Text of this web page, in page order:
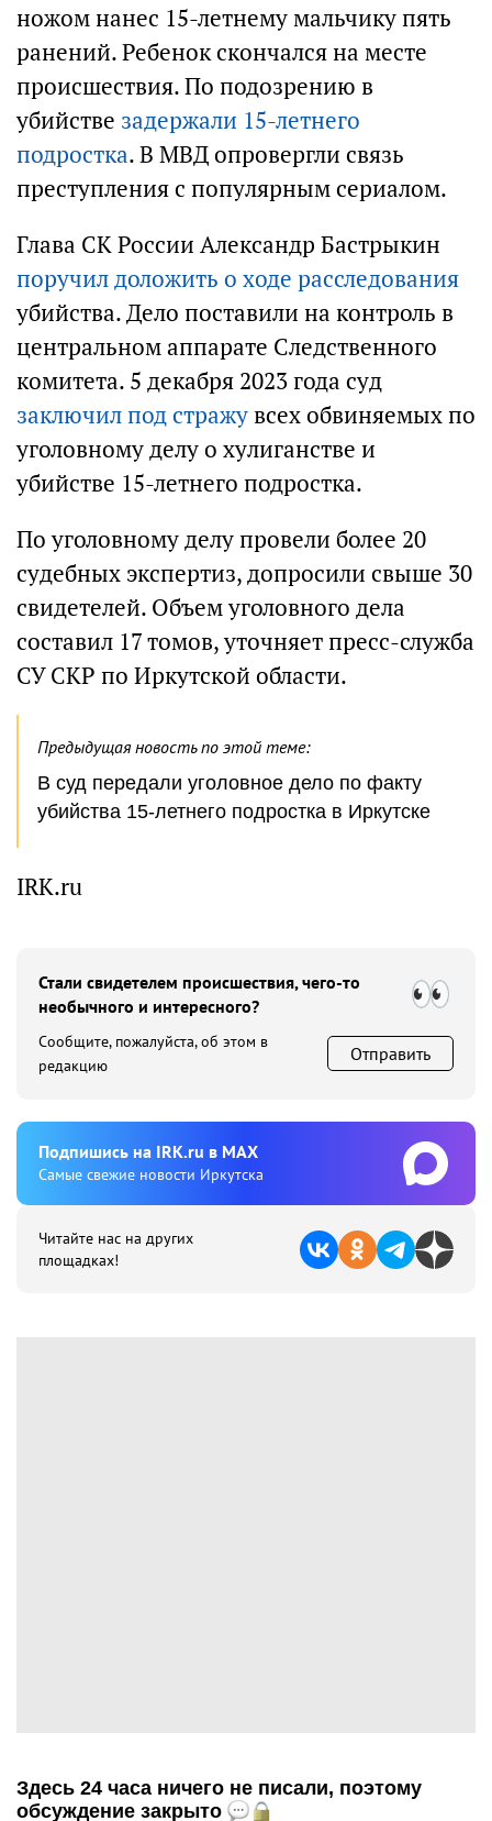
ножом нанес 15-летнему мальчику пять
ранений. Ребенок скончался на месте
происшествия. По подозрению в
убийстве задержали 15-летнего
подростка. В МВД опровергли связь
преступления с популярным сериалом.
Глава СК России Александр Бастрыкин
поручил доложить о ходе расследования
убийства. Дело поставили на контроль в
центральном аппарате Следственного
комитета. 5 декабря 2023 года суд
заключил под стражувсех обвиняемых по
уголовному делу о хулиганстве и
убийстве 15-летнего подростка.
По уголовному делу провели более 20
судебных экспертиз, допросили свыше 30
свидетелей. Объем уголовного дела
составил 17 томов, уточняет пресс-служба
СУ СКР по Иркутской области.
Предыдущая новость по этой теме:
В суд передали уголовное дело по факту
убийства 15-летнего подростка в Иркутске
IRK.ru
Стали свидетелем происшествия, чего-то
необычного и интересного?
Сообщите, пожалуйста, об этом в
редакцию
Отправить
Подпишиcь на IRK.ru в MAX
Cамые свежие новости Иркутска
Читайте нас на других
площадках!
Здесь 24 часа ничего не писали, поэтому
обсуждение закрыто